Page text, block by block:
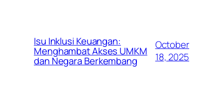
Isu Inklusi Keuangan:
Menghambat Akses UMKM
dan Negara Berkembang
October
18, 2025